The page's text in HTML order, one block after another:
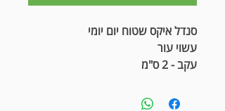
סנדל איקס שטוח יום יומי
עשוי עור
עקב - 2 ס"מ